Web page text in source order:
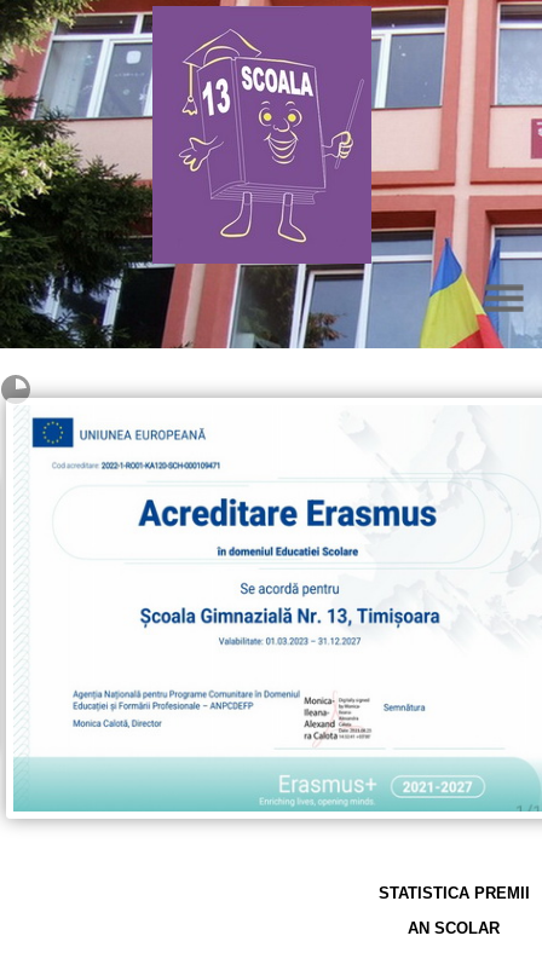
STATISTICA PREMII
AN SCOLAR